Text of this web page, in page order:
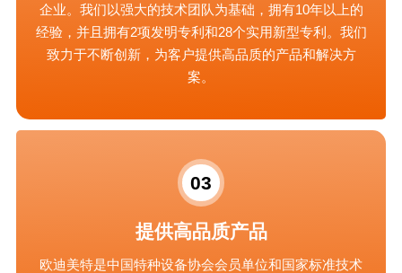
企业。我们以强大的技术团队为基础，拥有10年以上的
经验，并且拥有2项发明专利和28个实用新型专利。我们
致力于不断创新，为客户提供高品质的产品和解决方
案。
03
提供高品质产品
欧迪美特是中国特种设备协会会员单位和国家标准技术